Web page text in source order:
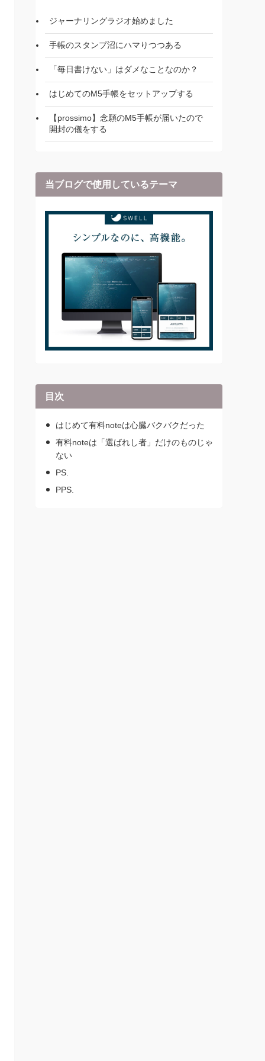
ジャーナリングラジオ始めました
手帳のスタンプ沼にハマりつつある
「毎日書けない」はダメなことなのか？
はじめてのM5手帳をセットアップする
【prossimo】念願のM5手帳が届いたので
開封の儀をする
当ブログで使用しているテーマ
目次
はじめて有料noteは心臓バクバクだった
有料noteは「選ばれし者」だけのものじゃ
ない
PS.
PPS.